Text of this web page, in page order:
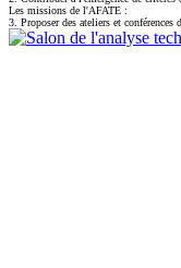
Les missions de l'AFATE :
3. Proposer des ateliers et